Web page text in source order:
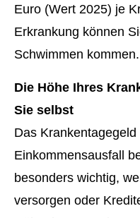
Euro (Wert 2025) je
Erkrankung können
Schwimmen kommen.
Die Höhe Ihres
Sie selbst
Das
Einkommensausfall
besonders wichtig,
versorgen oder